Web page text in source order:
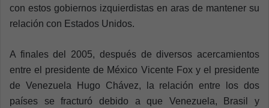
con estos gobiernos izquierdistas en aras de mantener su
relación con Estados Unidos.
A finales del 2005, después de diversos acercamientos
entre el presidente de México Vicente Fox y el presidente
de Venezuela Hugo Chávez, la relación entre los dos
países se fracturó debido a que Venezuela, Brasil y